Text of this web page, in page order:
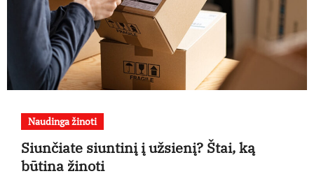
Naudinga žinoti
Siunčiate siuntinį į užsienį? Štai, ką
būtina žinoti